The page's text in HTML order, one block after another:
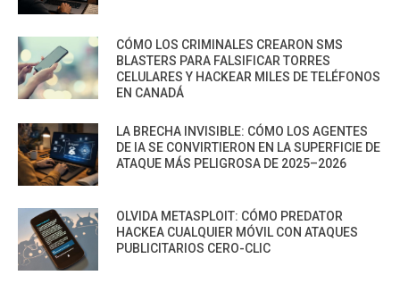
CÓMO LOS CRIMINALES CREARON SMS
BLASTERS PARA FALSIFICAR TORRES
CELULARES Y HACKEAR MILES DE TELÉFONOS
EN CANADÁ
LA BRECHA INVISIBLE: CÓMO LOS AGENTES
DE IA SE CONVIRTIERON EN LA SUPERFICIE DE
ATAQUE MÁS PELIGROSA DE 2025–2026
OLVIDA METASPLOIT: CÓMO PREDATOR
HACKEA CUALQUIER MÓVIL CON ATAQUES
PUBLICITARIOS CERO-CLIC